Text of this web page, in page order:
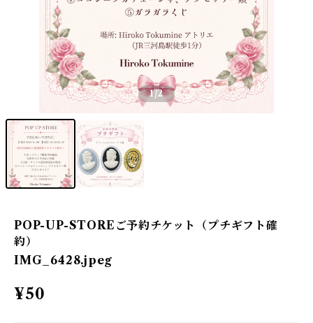
1/2
POP-UP-STOREご予約チケット（プチギフト確
約）
IMG_6428.jpeg
¥50